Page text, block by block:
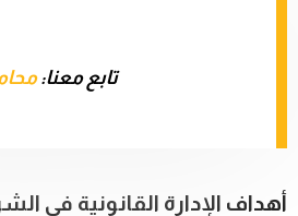
تابع معنا:
أهداف الإدارة القانونية في